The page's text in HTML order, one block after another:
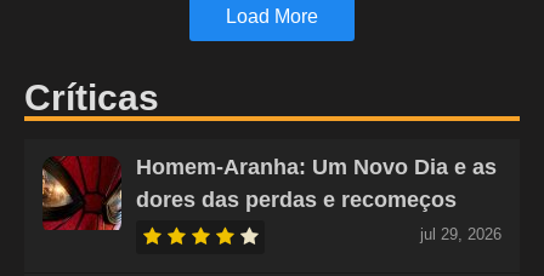
Load More
Críticas
Homem-Aranha: Um Novo Dia e as
dores das perdas e recomeços
jul 29, 2026